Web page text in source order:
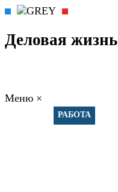
Деловая жизнь
Меню ×
РАБОТА